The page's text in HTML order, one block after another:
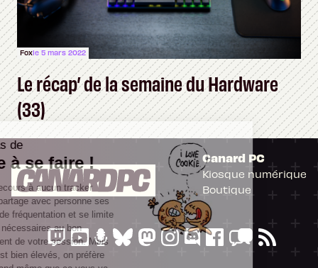
Foxle 5 mars 2022
Le récap’ de la semaine du Hardware
(33)
Canard PC
Kiosque numérique
Boutique
Il n'y a pas de
Cookie à se faire !
Ce site n'a recours à aucun tracker
externe, ne partage avec personne ses
statistiques de fréquentation et se limite
aux cookies nécessaires au bon
fonctionnement de votre session. Mais
comme on est bien élevés, on préfère